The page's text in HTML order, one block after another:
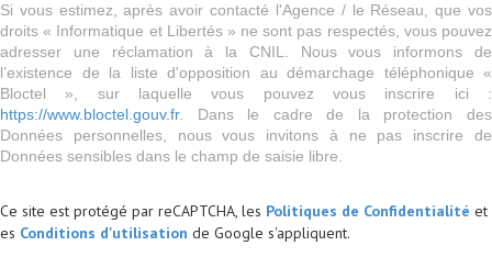
Si vous estimez, après avoir contacté l'Agence / le Réseau, que vos
droits « Informatique et Libertés » ne sont pas respectés, vous pouvez
adresser une réclamation à la CNIL. Nous vous informons de
l’existence de la liste d'opposition au démarchage téléphonique «
Bloctel », sur laquelle vous pouvez vous inscrire ici :
https://www.bloctel.gouv.fr. Dans le cadre de la protection des
Données personnelles, nous vous invitons à ne pas inscrire de
Données sensibles dans le champ de saisie libre.
Ce site est protégé par reCAPTCHA, les Politiques de Confidentialité et
es Conditions d'utilisation de Google s'appliquent.